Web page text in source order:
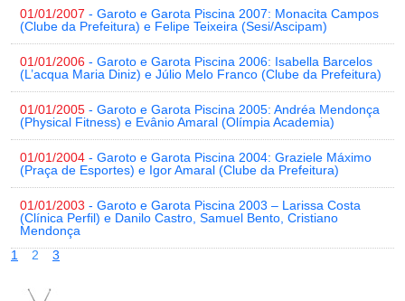
01/01/2007 - Garoto e Garota Piscina 2007: Monacita Campos
(Clube da Prefeitura) e Felipe Teixeira (Sesi/Ascipam)
01/01/2006 - Garoto e Garota Piscina 2006: Isabella Barcelos
(L’acqua Maria Diniz) e Júlio Melo Franco (Clube da Prefeitura)
01/01/2005 - Garoto e Garota Piscina 2005: Andréa Mendonça
(Physical Fitness) e Evânio Amaral (Olímpia Academia)
01/01/2004 - Garoto e Garota Piscina 2004: Graziele Máximo
(Praça de Esportes) e Igor Amaral (Clube da Prefeitura)
01/01/2003 - Garoto e Garota Piscina 2003 – Larissa Costa
(Clínica Perfil) e Danilo Castro, Samuel Bento, Cristiano
Mendonça
1
2 3